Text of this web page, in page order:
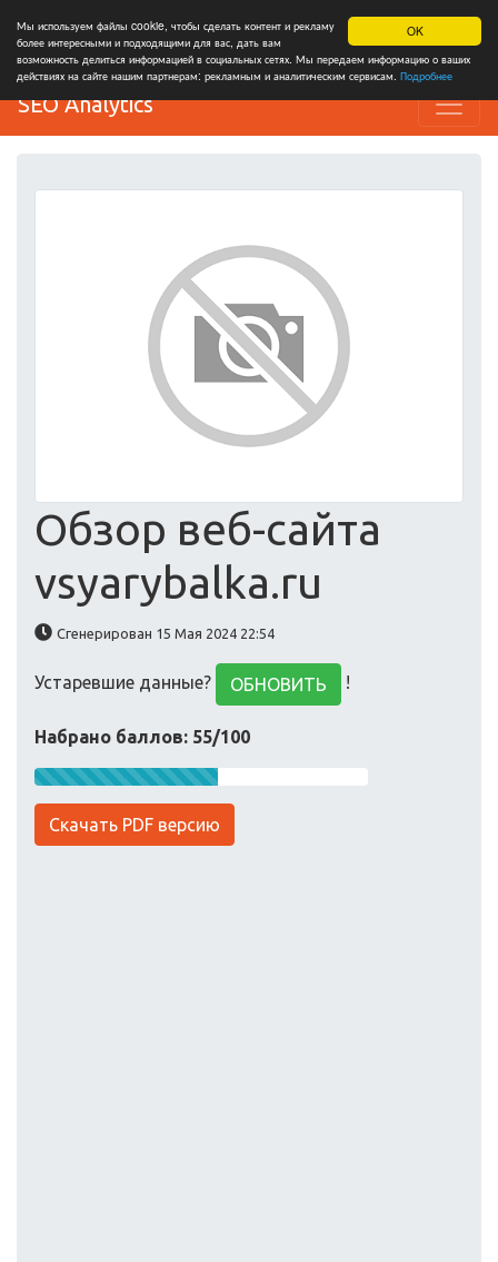
OK
Мы используем файлы cookie, чтобы сделать контент и рекламу
более интересными и подходящими для вас, дать вам
возможность делиться информацией в социальных сетях. Мы передаем информацию о ваших
действиях на сайте нашим партнерам: рекламным и аналитическим сервисам. Подробнее
SEO Analytics
Обзор веб-сайта
vsyarybalka.ru
Сгенерирован 15 Мая 2024 22:54
Устаревшие данные? ОБНОВИТЬ !
Набрано баллов: 55/100
Скачать PDF версию